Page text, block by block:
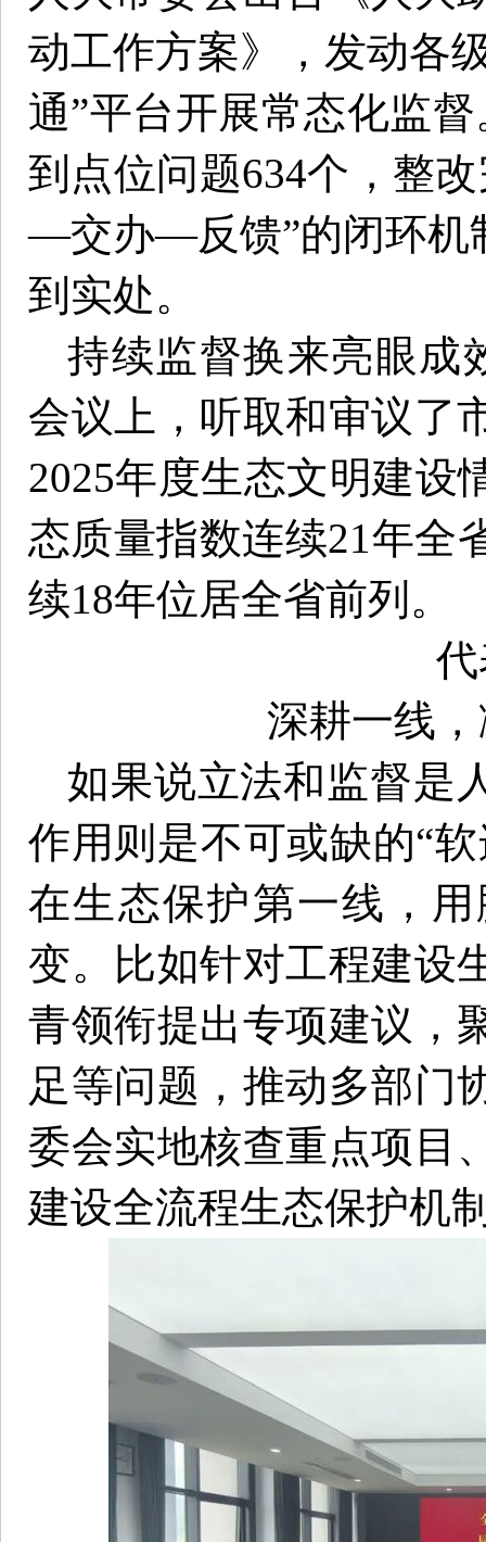
动工作方案》，发动各
通”平台开展常态化监
到点位问题634个，整
—交办—反馈”的闭环机
到实处。
持续监督换来亮眼成
会议上，听取和审议了
2025年度生态文明建设
态质量指数连续21年全
续18年位居全省前列。
深耕一线
如果说立法和监督是
作用则是不可或缺的“
在生态保护第一线，
变。比如针对工程建设
青领衔提出专项建议，
足等问题，推动多部门
委会实地核查重点项目
建设全流程生态保护机